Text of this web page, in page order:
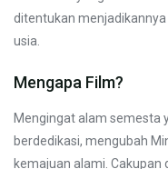
ditentukan
usia.
Mengapa Film?
Mengingat alam semesta
berdedikasi, mengubah
kemajuan alami.